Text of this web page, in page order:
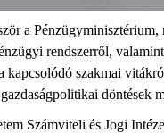
a
rendszerről,
szakmai
döntések
Számviteli és Jogi